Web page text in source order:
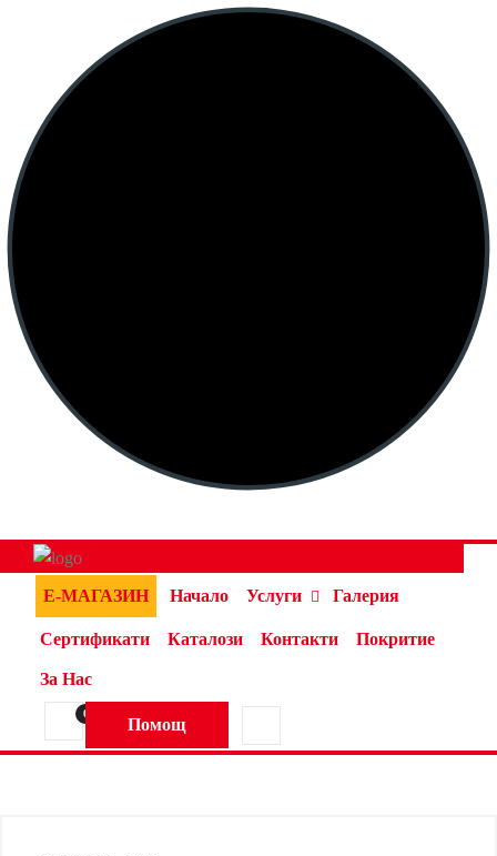
Е-МАГАЗИН Начало Услуги Галерия
Сертификати Каталози Контакти Покритие
За Нас
0
Помощ